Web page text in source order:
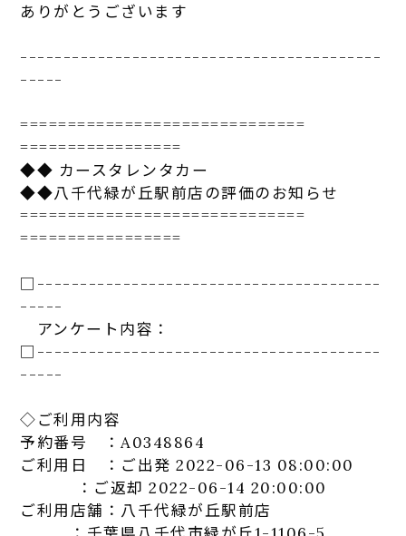
ありがとうございます
------------------------------------------
-----
==============================
=================
◆◆ カースタレンタカー
◆◆八千代緑が丘駅前店の評価のお知らせ
==============================
=================
□----------------------------------------
-----
アンケート 内容：
□----------------------------------------
-----
◇ご利用内容
予約番号 ：A0348864
ご利用日 ：ご出発 2022-06-13 08:00:00
：ご返却 2022-06-14 20:00:00
ご利用店舗： 八千代緑が丘駅前店